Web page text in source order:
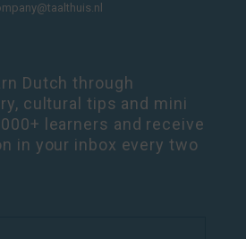
Dutch through
cultural tips and mini
learners and receive
in your inbox every two